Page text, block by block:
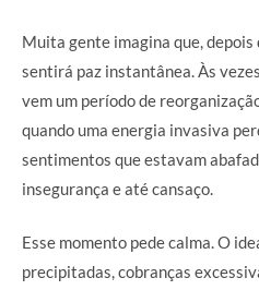
Muita gente imagina que,
sentirá paz instantânea. Às
vem um período de
quando uma energia invasiva
sentimentos que estavam
insegurança e até cansaço.
Esse momento pede calma. O
precipitadas, cobranças